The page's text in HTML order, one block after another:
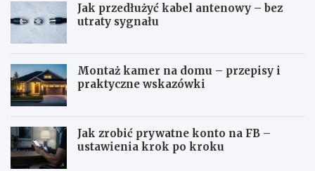
Jak przedłużyć kabel antenowy – bez
utraty sygnału
Montaż kamer na domu – przepisy i
praktyczne wskazówki
Jak zrobić prywatne konto na FB –
ustawienia krok po kroku